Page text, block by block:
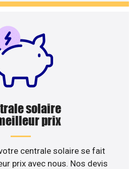
solaire
prix
centrale solaire se fait
prix avec nous. Nos devis